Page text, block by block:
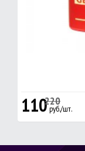
220
110руб./шт.